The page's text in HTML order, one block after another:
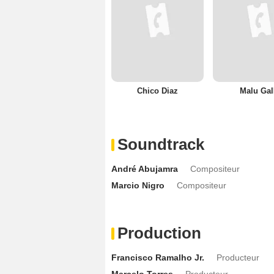
Chico Diaz Malu
Soundtrack
André Abujamra
Compositeur
Marcio Nigro
Compositeur
Production
Francisco Ramalho Jr.
Producteur